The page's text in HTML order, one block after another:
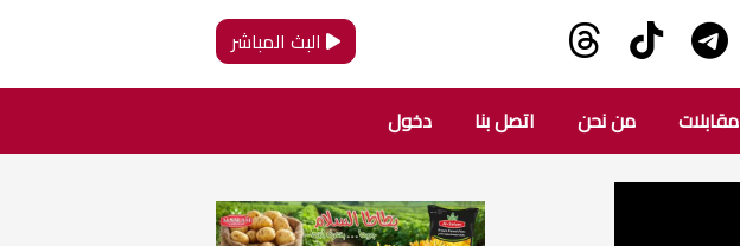
البث المباشر
مقابلات من نحن اتصل بنا دخول